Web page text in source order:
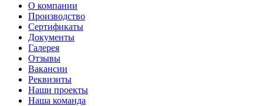
О компании
Производство
Сертификаты
Документы
Галерея
Отзывы
Вакансии
Реквизиты
Наши проекты
Наша команда